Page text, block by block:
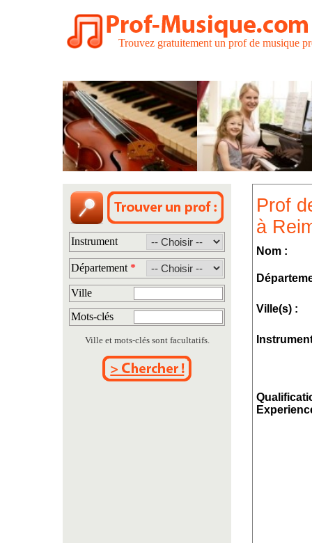
Trouvez gratuitement un prof de musique
Instrument
Département *
Ville
Mots-clés
Ville et mots-clés sont facultatifs.
Prof
à
Nom :
Ville(s) :